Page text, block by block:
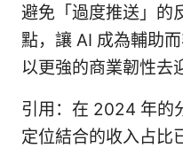
避免「過度推送」的
點，讓 AI 成為輔助
以更強的商業韌性去
引用：在 2024 年的
定位結合的收入占比